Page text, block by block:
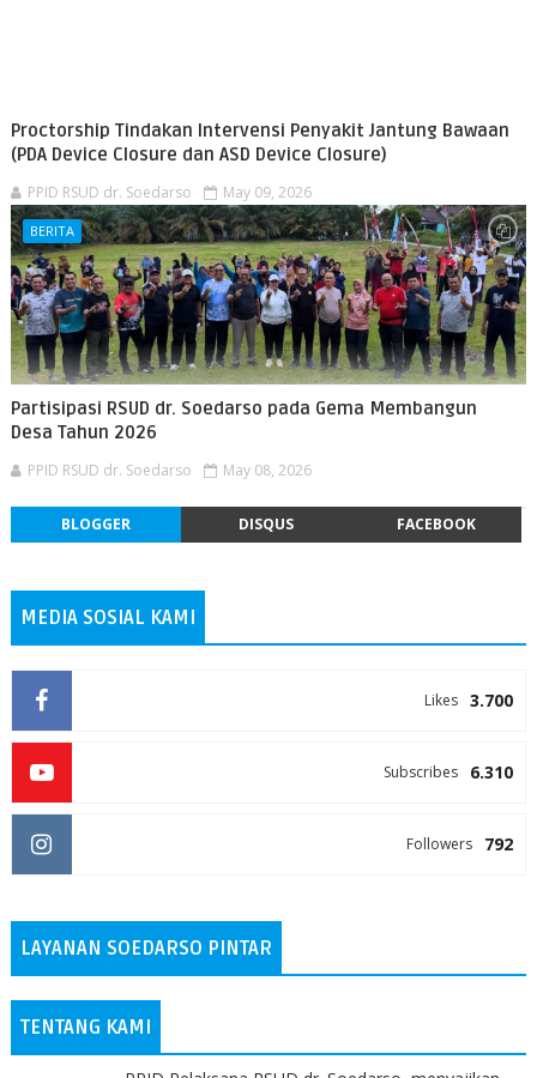
Proctorship Tindakan Intervensi Penyakit Jantung Bawaan
(PDA Device Closure dan ASD Device Closure)
PPID RSUD dr. Soedarso May 09, 2026
BERITA
Partisipasi RSUD dr. Soedarso pada Gema Membangun
Desa Tahun 2026
PPID RSUD dr. Soedarso May 08, 2026
BLOGGER DISQUS FACEBOOK
MEDIA SOSIAL KAMI
3.700
Likes
6.310
Subscribes
792
Followers
LAYANAN SOEDARSO PINTAR
TENTANG KAMI